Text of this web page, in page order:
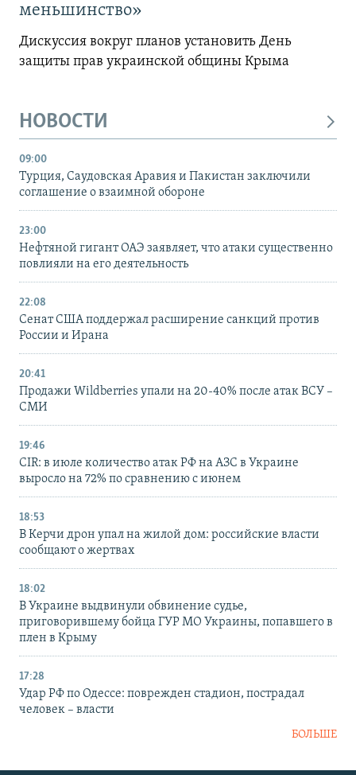
меньшинство»
Дискуссия вокруг планов установить День
защиты прав украинской общины Крыма
НОВОСТИ
09:00
Турция, Саудовская Аравия и Пакистан заключили
соглашение о взаимной обороне
23:00
Нефтяной гигант ОАЭ заявляет, что атаки существенно
повлияли на его деятельность
22:08
Сенат США поддержал расширение санкций против
России и Ирана
20:41
Продажи Wildberries упали на 20-40% после атак ВСУ –
СМИ
19:46
CIR: в июле количество атак РФ на АЗС в Украине
выросло на 72% по сравнению с июнем
18:53
В Керчи дрон упал на жилой дом: российские власти
сообщают о жертвах
18:02
В Украине выдвинули обвинение судье,
приговорившему бойца ГУР МО Украины, попавшего в
плен в Крыму
17:28
Удар РФ по Одессе: поврежден стадион, пострадал
человек – власти
БОЛЬШЕ